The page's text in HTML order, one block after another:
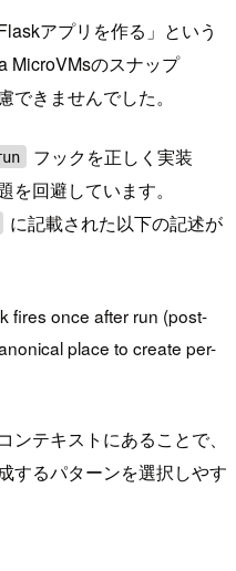
アプリを作る」という
MicroVMsのスナップ
きませんでした。
フックを正しく実装
を回避しています。
に記載された以下の記述が
fires once after run (post-
place to create per-
テキストにあることで、
するパターンを選択しやす